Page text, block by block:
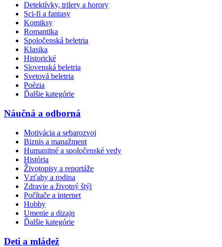
Detektívky, trilery a horory
Sci-fi a fantasy
Komiksy
Romantika
Spoločenská beletria
Klasika
Historické
Slovenská beletria
Svetová beletria
Poézia
Ďalšie kategórie
Náučná a odborná
Motivácia a sebarozvoj
Biznis a manažment
Humanitné a spoločenské vedy
História
Životopisy a reportáže
Vzťahy a rodina
Zdravie a životný štýl
Počítače a internet
Hobby
Umenie a dizajn
Ďalšie kategórie
Deti a mládež